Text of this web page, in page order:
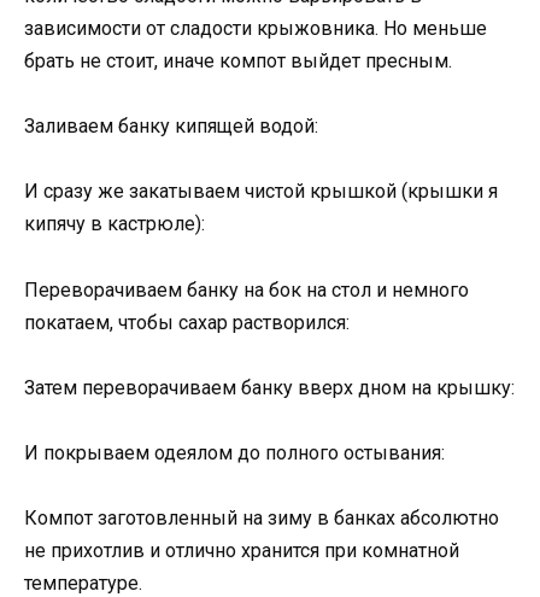
зависимости от сладости крыжовника. Но меньше
брать не стоит, иначе компот выйдет пресным.
Заливаем банку кипящей водой:
И сразу же закатываем чистой крышкой (крышки я
кипячу в кастрюле):
Переворачиваем банку на бок на стол и немного
покатаем, чтобы сахар растворился:
Затем переворачиваем банку вверх дном на крышку:
И покрываем одеялом до полного остывания:
Компот заготовленный на зиму в банках абсолютно
не прихотлив и отлично хранится при комнатной
температуре.